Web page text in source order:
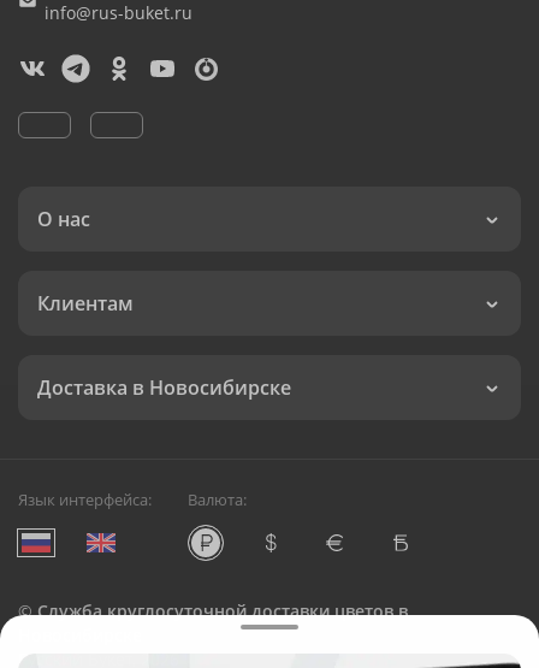
info@rus-buket.ru
О нас
Клиентам
Доставка в Новосибирске
Язык интерфейса: Валюта:
©Служба круглосуточной доставки цветов в
Русский Букет, 2026